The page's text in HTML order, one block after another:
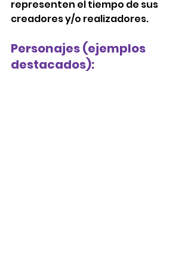
representen el tiempo de sus
creadores y/o realizadores.
Personajes (ejemplos
destacados):